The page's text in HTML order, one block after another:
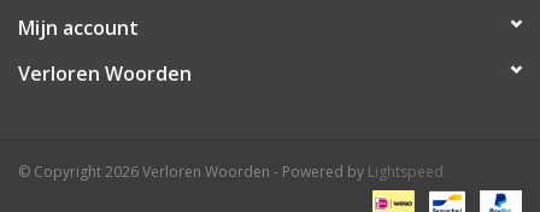
Mijn account
Verloren Woorden
© Copyright 2026 Verloren Woorden - Powered by Lightspeed